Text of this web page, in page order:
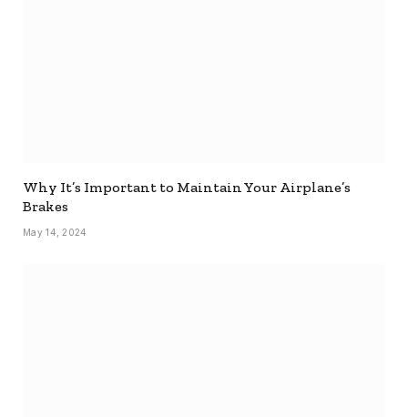
Why It’s Important to Maintain Your Airplane’s
Brakes
May 14, 2024